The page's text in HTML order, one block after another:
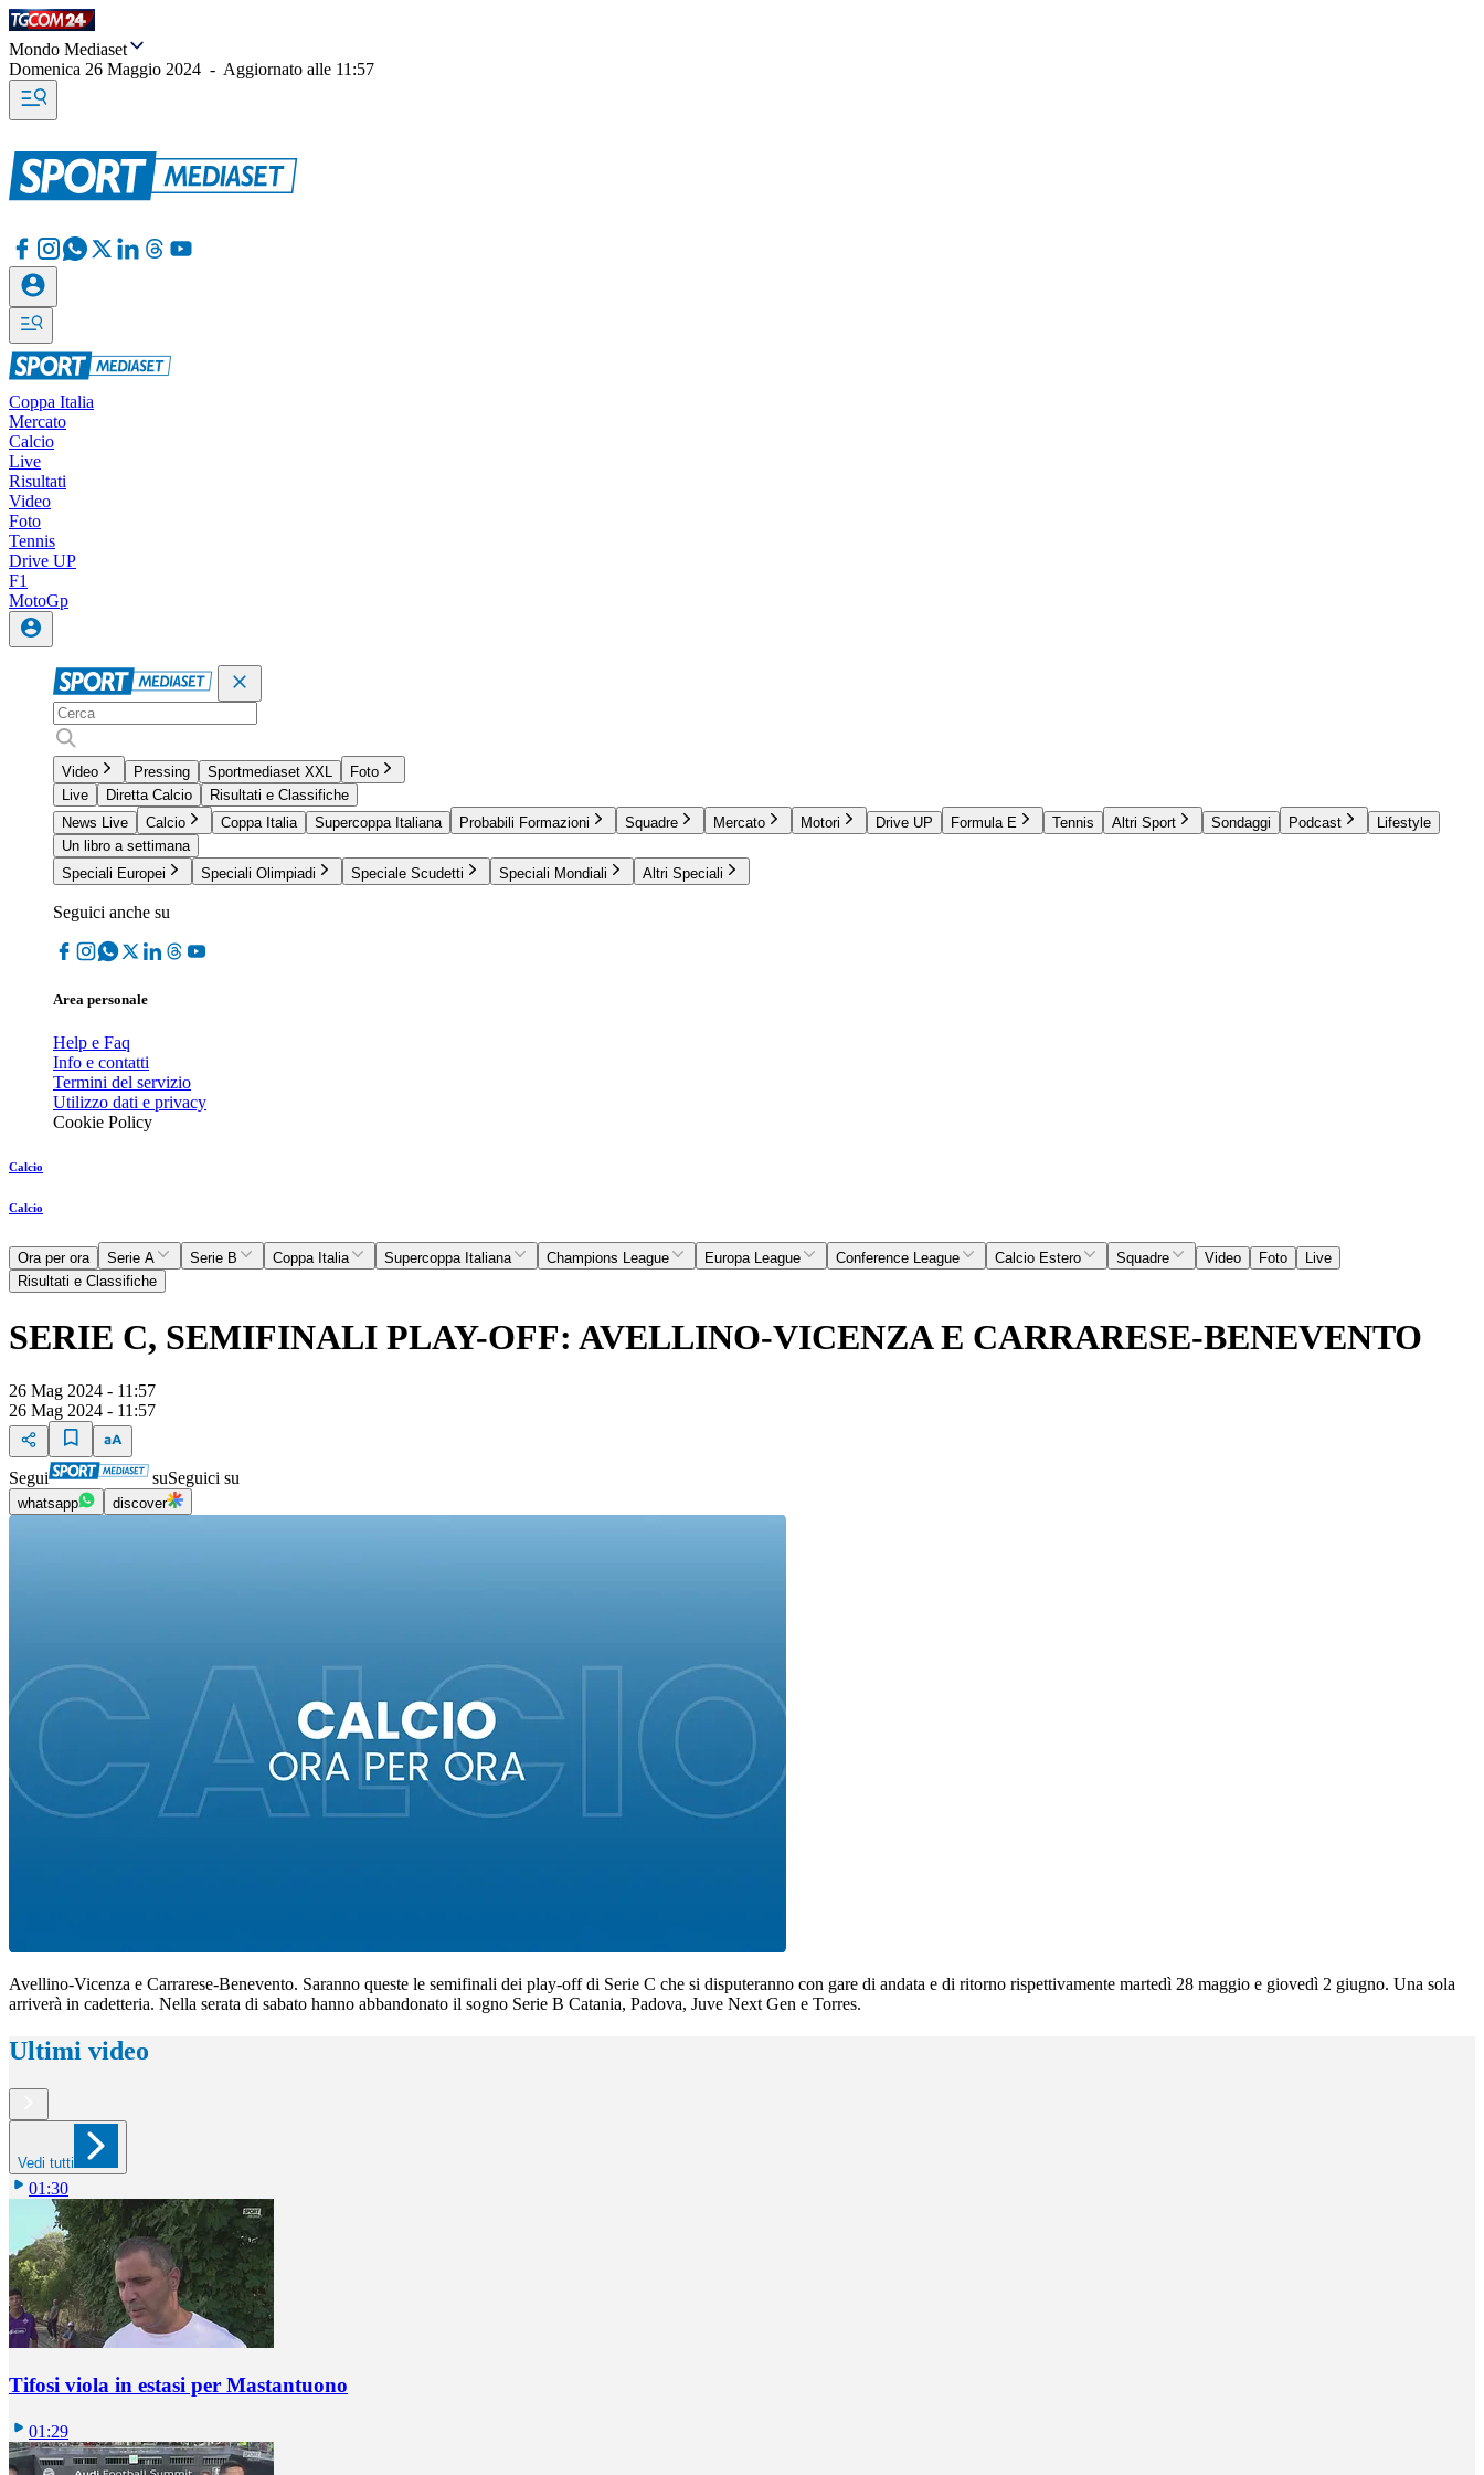
Mondo Mediaset
Domenica 26 Maggio 2024 - Aggiornato alle 11:57
Coppa Italia
Mercato
Calcio
Live
Risultati
Video
Foto
Tennis
Drive UP
F1
MotoGp
Video Pressing Sportmediaset XXL
Foto
Live
Diretta Calcio
Risultati e Classifiche
News Live
Calcio Coppa Italia Supercoppa Italiana Probabili Formazioni Squadre Mercato Motori Drive UP Formula E Tennis Altri Sport Sondaggi Podcast
Lifestyle
Un libro a settimana
Speciali Europei
Speciali Olimpiadi Speciale Scudetti Speciali Mondiali Altri Speciali
Seguici anche su
Area personale
Help e Faq
Info e contatti
Termini del servizio
Utilizzo dati e privacy
Cookie Policy
Calcio
Calcio
Ora per ora Serie A Serie B Coppa Italia Supercoppa Italiana Champions League Europa League Conference League Calcio Estero Squadre Video Foto
Live
Risultati e Classifiche
SERIE C, SEMIFINALI PLAY-OFF: AVELLINO-VICENZA E CARRARESE-BENEVENTO
26 Mag 2024 - 11:57
26 Mag 2024 - 11:57
Segui suSeguici su
whatsapp discover
Avellino-Vicenza e Carrarese-Benevento. Saranno queste le semifinali dei play-off di Serie C che si disputeranno con gare di andata e di ritorno rispettivamente martedì 28 maggio e giovedì 2 giugno. Una sola
arriverà in cadetteria. Nella serata di sabato hanno abbandonato il sogno Serie B Catania, Padova, Juve Next Gen e Torres.
Ultimi video
Vedi tutti
01:30
Tifosi viola in estasi per Mastantuono
01:29